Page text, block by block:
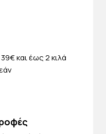
και έως 2 κιλά